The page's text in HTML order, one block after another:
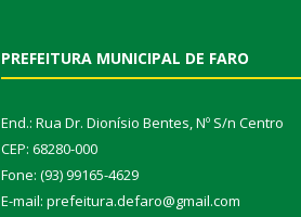
PREFEITURA MUNICIPAL DE FARO
End.: Rua Dr. Dionísio Bentes, Nº S/n Centro
CEP: 68280-000
Fone: (93) 99165-4629
E-mail: prefeitura.defaro@gmail.com